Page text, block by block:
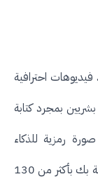
احترافية
بمجرد كتابة
بين أكثر من 160 صورة رمزية للذكاء
يمكن للصور الرمزية نطق النصوص الخاصة بك بأكثر من 130